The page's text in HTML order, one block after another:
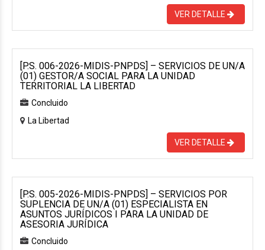
VER DETALLE
[P.S. 006-2026-MIDIS-PNPDS] – SERVICIOS DE UN/A
(01) GESTOR/A SOCIAL PARA LA UNIDAD
TERRITORIAL LA LIBERTAD
Concluido
La Libertad
VER DETALLE
[P.S. 005-2026-MIDIS-PNPDS] – SERVICIOS POR
SUPLENCIA DE UN/A (01) ESPECIALISTA EN
ASUNTOS JURÍDICOS I PARA LA UNIDAD DE
ASESORIA JURÍDICA
Concluido